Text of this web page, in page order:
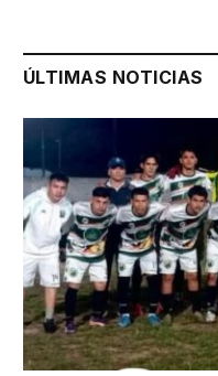
ÚLTIMAS NOTICIAS